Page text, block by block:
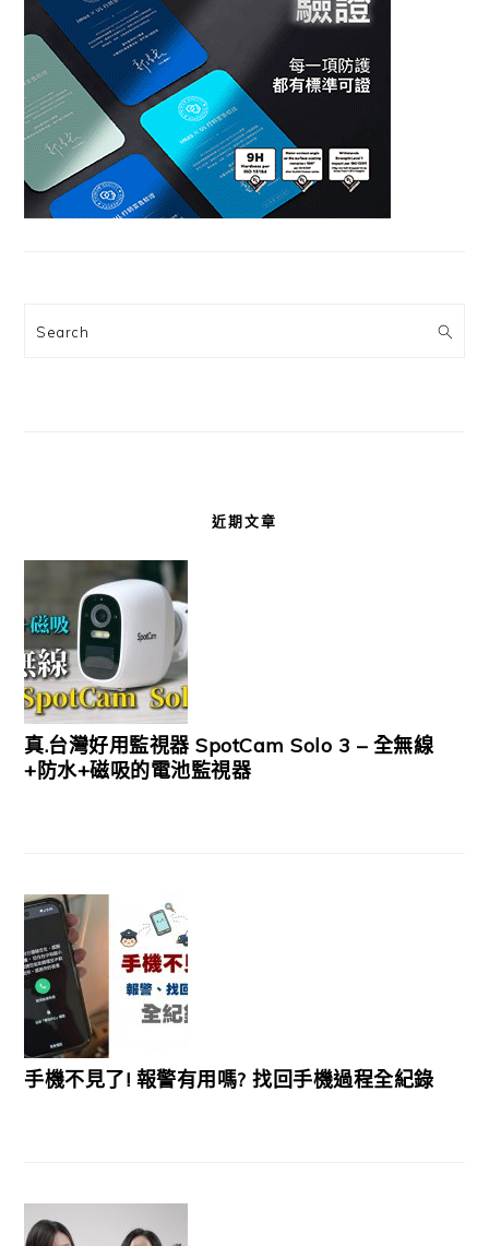
Search
近期文章
真.台灣好用監視器 SpotCam Solo 3 – 全無線
+防水+磁吸的電池監視器
手機不見了! 報警有用嗎? 找回手機過程全紀錄